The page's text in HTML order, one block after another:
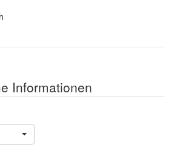
Informationen